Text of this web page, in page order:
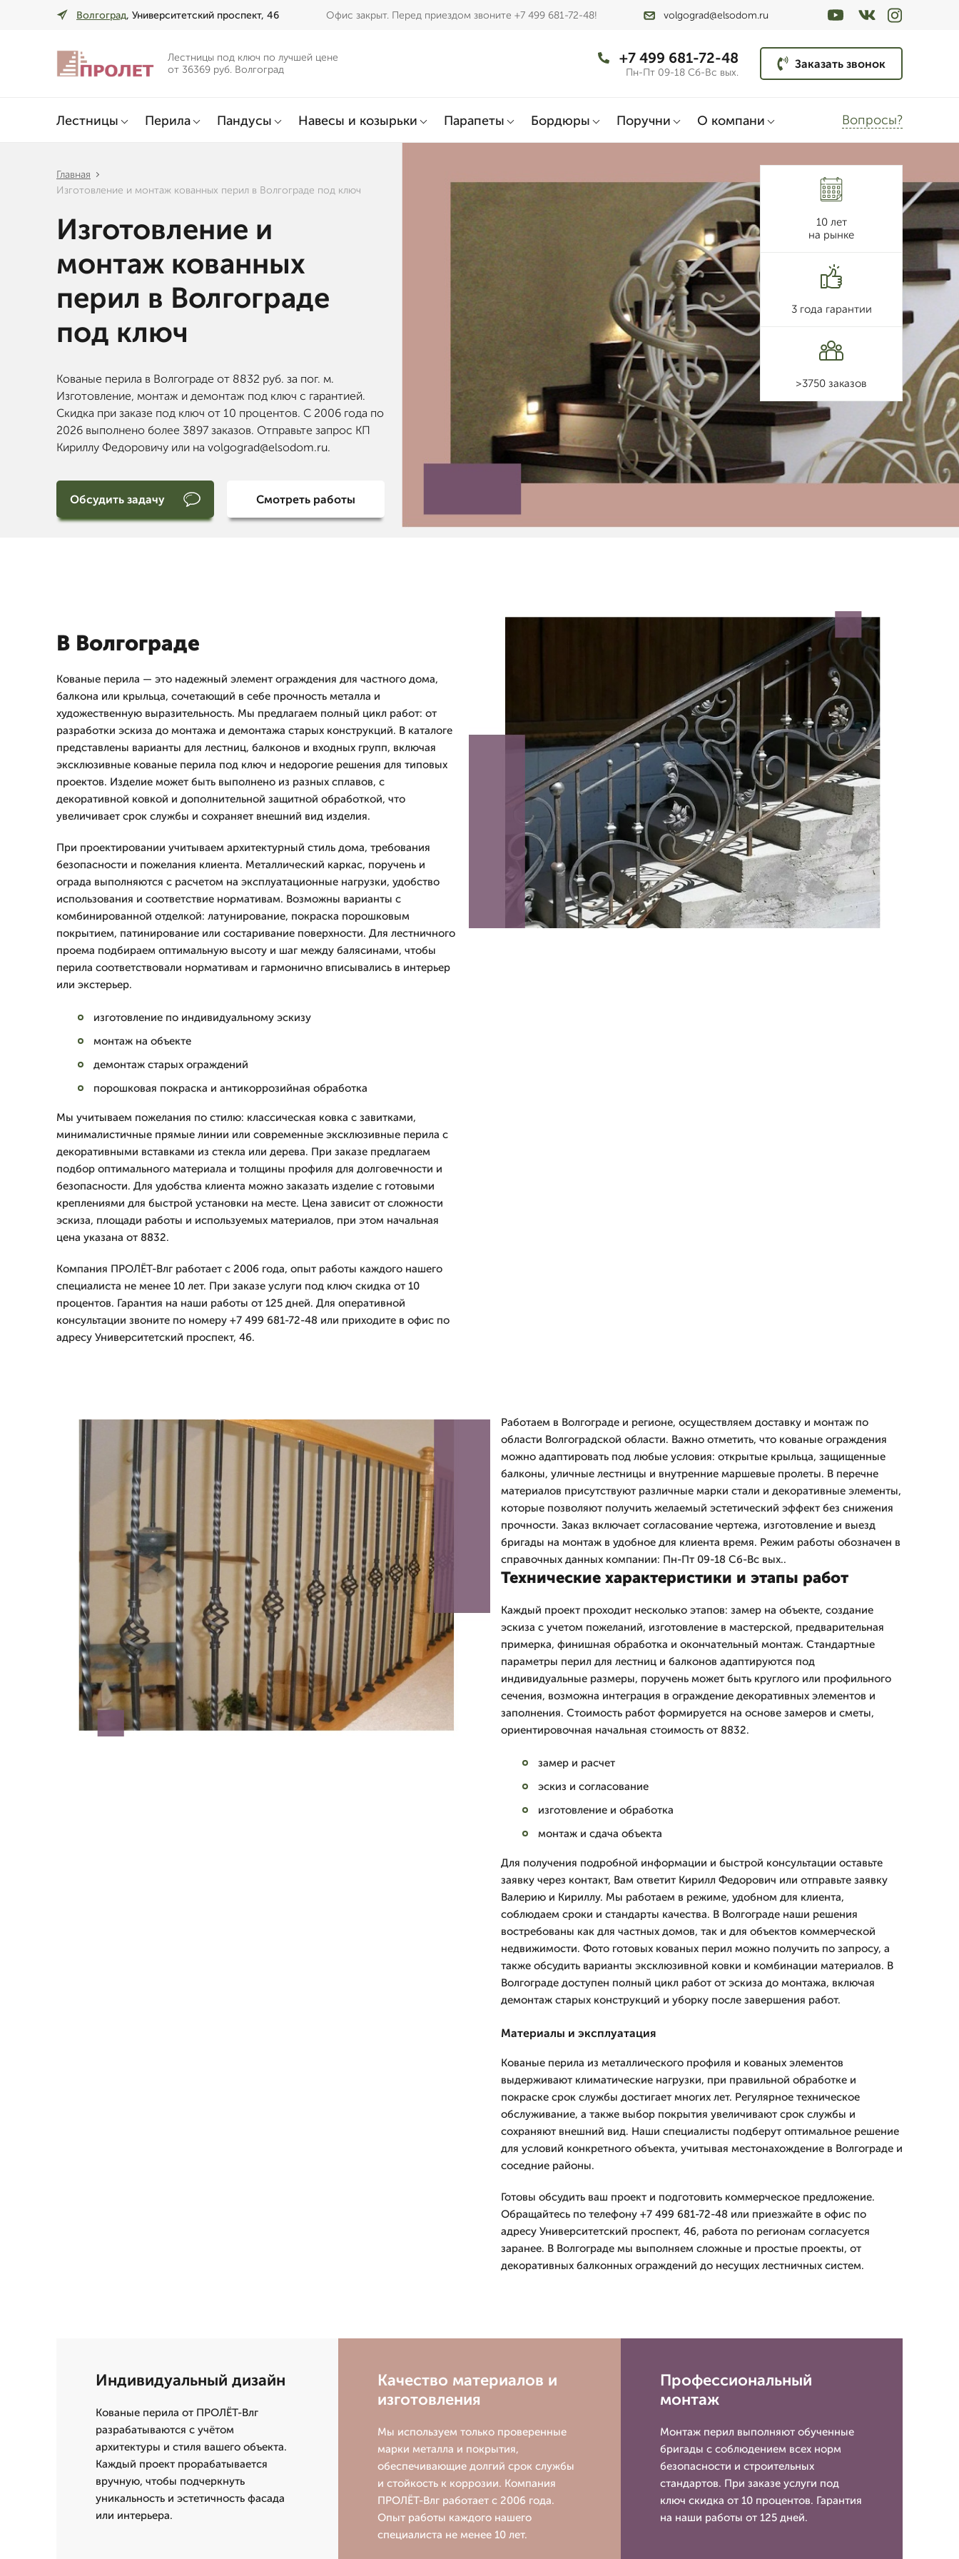
Волгоград, Университетский проспект, 46 Офис закрыт. Перед приездом звоните +7 499 681-72-48! volgograd@elsodom.ru
Лестницы под ключ по лучшей цене
от 36369 руб. Волгоград
+7 499 681-72-48
Пн-Пт 09-18 Сб-Вс вых.
Заказать звонок
Лестницы Перила Пандусы Навесы и козырьки Парапеты Бордюры Поручни О компани Вопросы?
Главная
Изготовление и монтаж кованных перил в Волгограде под ключ
Изготовление и
монтаж кованных
перил в Волгограде
под ключ
Кованые перила в Волгограде от 8832 руб. за пог. м.
Изготовление, монтаж и демонтаж под ключ с гарантией.
Скидка при заказе под ключ от 10 процентов. С 2006 года по
2026 выполнено более 3897 заказов. Отправьте запрос КП
Кириллу Федоровичу или на volgograd@elsodom.ru.
Обсудить задачу Смотреть работы
10 лет
на рынке
3 года гарантии
>3750 заказов
В Волгограде
Кованые перила — это надежный элемент ограждения для частного дома,
балкона или крыльца, сочетающий в себе прочность металла и
художественную выразительность. Мы предлагаем полный цикл работ: от
разработки эскиза до монтажа и демонтажа старых конструкций. В каталоге
представлены варианты для лестниц, балконов и входных групп, включая
эксклюзивные кованые перила под ключ и недорогие решения для типовых
проектов. Изделие может быть выполнено из разных сплавов, с
декоративной ковкой и дополнительной защитной обработкой, что
увеличивает срок службы и сохраняет внешний вид изделия.
При проектировании учитываем архитектурный стиль дома, требования
безопасности и пожелания клиента. Металлический каркас, поручень и
ограда выполняются с расчетом на эксплуатационные нагрузки, удобство
использования и соответствие нормативам. Возможны варианты с
комбинированной отделкой: латунирование, покраска порошковым
покрытием, патинирование или состаривание поверхности. Для лестничного
проема подбираем оптимальную высоту и шаг между балясинами, чтобы
перила соответствовали нормативам и гармонично вписывались в интерьер
или экстерьер.
изготовление по индивидуальному эскизу
монтаж на объекте
демонтаж старых ограждений
порошковая покраска и антикоррозийная обработка
Мы учитываем пожелания по стилю: классическая ковка с завитками,
минималистичные прямые линии или современные эксклюзивные перила с
декоративными вставками из стекла или дерева. При заказе предлагаем
подбор оптимального материала и толщины профиля для долговечности и
безопасности. Для удобства клиента можно заказать изделие с готовыми
креплениями для быстрой установки на месте. Цена зависит от сложности
эскиза, площади работы и используемых материалов, при этом начальная
цена указана от 8832.
Компания ПРОЛЁТ-Влг работает с 2006 года, опыт работы каждого нашего
специалиста не менее 10 лет. При заказе услуги под ключ скидка от 10
процентов. Гарантия на наши работы от 125 дней. Для оперативной
консультации звоните по номеру +7 499 681-72-48 или приходите в офис по
адресу Университетский проспект, 46.
Работаем в Волгограде и регионе, осуществляем доставку и монтаж по
области Волгоградской области. Важно отметить, что кованые ограждения
можно адаптировать под любые условия: открытые крыльца, защищенные
балконы, уличные лестницы и внутренние маршевые пролеты. В перечне
материалов присутствуют различные марки стали и декоративные элементы,
которые позволяют получить желаемый эстетический эффект без снижения
прочности. Заказ включает согласование чертежа, изготовление и выезд
бригады на монтаж в удобное для клиента время. Режим работы обозначен в
справочных данных компании: Пн-Пт 09-18 Сб-Вс вых..
Технические характеристики и этапы работ
Каждый проект проходит несколько этапов: замер на объекте, создание
эскиза с учетом пожеланий, изготовление в мастерской, предварительная
примерка, финишная обработка и окончательный монтаж. Стандартные
параметры перил для лестниц и балконов адаптируются под
индивидуальные размеры, поручень может быть круглого или профильного
сечения, возможна интеграция в ограждение декоративных элементов и
заполнения. Стоимость работ формируется на основе замеров и сметы,
ориентировочная начальная стоимость от 8832.
замер и расчет
эскиз и согласование
изготовление и обработка
монтаж и сдача объекта
Для получения подробной информации и быстрой консультации оставьте
заявку через контакт, Вам ответит Кирилл Федорович или отправьте заявку
Валерию и Кириллу. Мы работаем в режиме, удобном для клиента,
соблюдаем сроки и стандарты качества. В Волгограде наши решения
востребованы как для частных домов, так и для объектов коммерческой
недвижимости. Фото готовых кованых перил можно получить по запросу, а
также обсудить варианты эксклюзивной ковки и комбинации материалов. В
Волгограде доступен полный цикл работ от эскиза до монтажа, включая
демонтаж старых конструкций и уборку после завершения работ.
Материалы и эксплуатация
Кованые перила из металлического профиля и кованых элементов
выдерживают климатические нагрузки, при правильной обработке и
покраске срок службы достигает многих лет. Регулярное техническое
обслуживание, а также выбор покрытия увеличивают срок службы и
сохраняют внешний вид. Наши специалисты подберут оптимальное решение
для условий конкретного объекта, учитывая местонахождение в Волгограде и
соседние районы.
Готовы обсудить ваш проект и подготовить коммерческое предложение.
Обращайтесь по телефону +7 499 681-72-48 или приезжайте в офис по
адресу Университетский проспект, 46, работа по регионам согласуется
заранее. В Волгограде мы выполняем сложные и простые проекты, от
декоративных балконных ограждений до несущих лестничных систем.
Индивидуальный дизайн
Кованые перила от ПРОЛЁТ-Влг
разрабатываются с учётом
архитектуры и стиля вашего объекта.
Каждый проект прорабатывается
вручную, чтобы подчеркнуть
уникальность и эстетичность фасада
или интерьера.
Качество материалов и
изготовления
Мы используем только проверенные
марки металла и покрытия,
обеспечивающие долгий срок службы
и стойкость к коррозии. Компания
ПРОЛЁТ-Влг работает с 2006 года.
Опыт работы каждого нашего
специалиста не менее 10 лет.
Профессиональный
монтаж
Монтаж перил выполняют обученные
бригады с соблюдением всех норм
безопасности и строительных
стандартов. При заказе услуги под
ключ скидка от 10 процентов. Гарантия
на наши работы от 125 дней.